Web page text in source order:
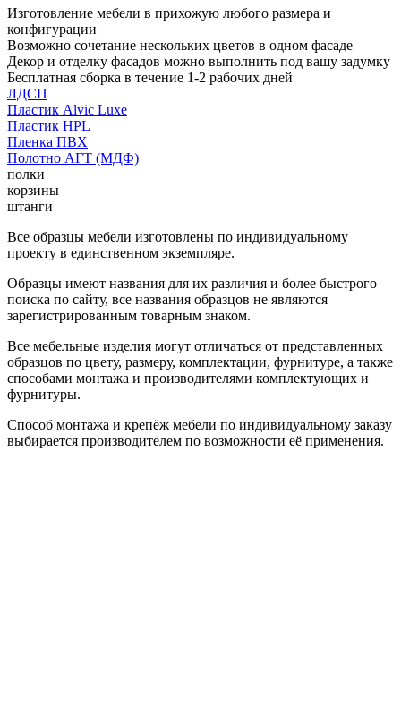
Изготовление мебели в прихожую любого размера и
конфигурации
Возможно сочетание нескольких цветов в одном фасаде
Декор и отделку фасадов можно выполнить под вашу задумку
Бесплатная сборка в течение 1-2 рабочих дней
ЛДСП
Пластик Alvic Luxe
Пластик HPL
Пленка ПВХ
Полотно АГТ (МДФ)
полки
корзины
штанги
Все образцы мебели изготовлены по индивидуальному
проекту в единственном экземпляре.
Образцы имеют названия для их различия и более быстрого
поиска по сайту, все названия образцов не являются
зарегистрированным товарным знаком.
Все мебельные изделия могут отличаться от представленных
образцов по цвету, размеру, комплектации, фурнитуре, а также
способами монтажа и производителями комплектующих и
фурнитуры.
Способ монтажа и крепёж мебели по индивидуальному заказу
выбирается производителем по возможности её применения.